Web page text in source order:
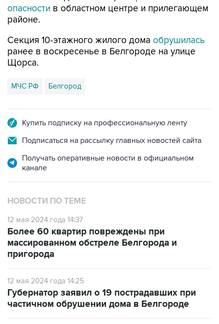
опасности в областном центре и прилегающем
районе.
Секция 10-этажного жилого дома обрушилась
ранее в воскресенье в Белгороде на улице
Щорса.
МЧС РФ Белгород
Купить подписку на профессиональную ленту
Подписаться на рассылку главных новостей сайта
Получать оперативные новости в официальном
канале
НОВОСТИ ПО ТЕМЕ
12 мая 2024 года 14:37
Более 60 квартир повреждены при
массированном обстреле Белгорода и
пригорода
12 мая 2024 года 14:25
Губернатор заявил о 19 пострадавших при
частичном обрушении дома в Белгороде